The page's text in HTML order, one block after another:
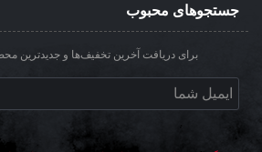
جستجوهای محبوب
برای دریافت آخرین تخفیف‌ها و جدیدترین